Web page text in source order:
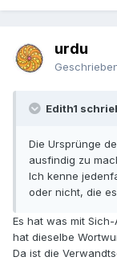
urdu
Edith1
Die Ursprünge
ausfindig zu
Ich kenne
oder nicht, die
Es hat was mit
hat dieselbe
Da ist die